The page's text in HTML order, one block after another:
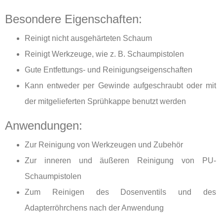
Besondere Eigenschaften:
Reinigt nicht ausgehärteten Schaum
Reinigt Werkzeuge, wie z. B. Schaumpistolen
Gute Entfettungs- und Reinigungseigenschaften
Kann entweder per Gewinde aufgeschraubt oder mit
der mitgelieferten Sprühkappe benutzt werden
Anwendungen:
Zur Reinigung von Werkzeugen und Zubehör
Zur inneren und äußeren Reinigung von PU-
Schaumpistolen
Zum Reinigen des Dosenventils und des
Adapterröhrchens nach der Anwendung